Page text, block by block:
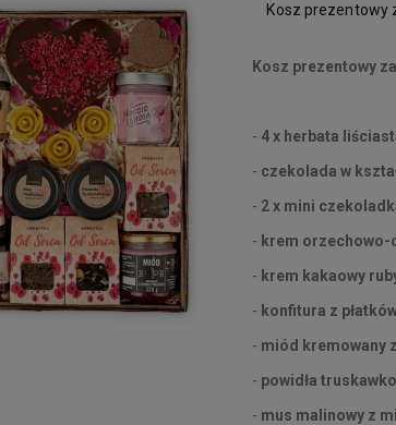
Kosz prezentowy
Kosz prezentowy
- 4 x herbata
- czekolada w
- 2 x mini
- krem orzechowo-
- krem kakaowy
- konfitura z
- miód kremowany
- powidła
- mus malinowy z